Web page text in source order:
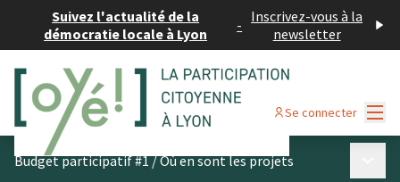
Suivez l'actualité de la
démocratie locale à Lyon
- Inscrivez-vous à la
newsletter
Se connecter
Budget participatif #1/Où en sont les projets